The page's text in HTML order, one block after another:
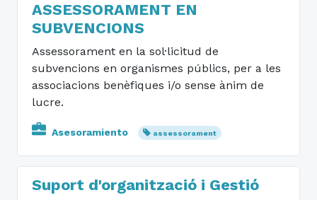
ASSESSORAMENT EN
SUBVENCIONS
Assessorament en la sol·licitud de
subvencions en organismes públics, per a les
associacions benèfiques i/o sense ànim de
lucre.
Asesoramiento assessorament
Suport d'organització i Gestió